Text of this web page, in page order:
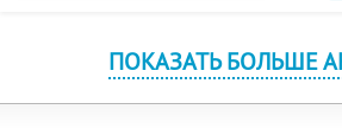
ПОКАЗАТЬ БОЛЬШЕ